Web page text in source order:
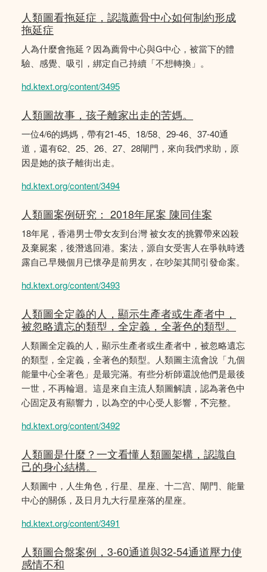
人類圖看拖延症，認識薦骨中心如何制約形成
拖延症
人為什麼會拖延？因為薦骨中心與G中心，被當下的體
驗、感覺、吸引，綁定自己持續「不想轉換」。
hd.ktext.org/content/3495
人類圖故事，孩子離家出走的苦媽。
一位4/6的媽媽，帶有21-45、18/58、29-46、37-40通
道，還有62、25、26、27、28閘門，來向我們求助，原
因是她的孩子離街出走。
hd.ktext.org/content/3494
人類圖案例研究： 2018年尾案 陳同佳案
18年尾，香港男士帶女友到台灣 被女友的挑釁帶來凶殺
及棄屍案，後潛逃回港。案法，源自女受害人在爭執時透
露自己早幾個月已懷孕是前男友，在吵架其間引發命案。
hd.ktext.org/content/3493
人類圖全定義的人，顯示生產者或生產者中，
被忽略遺忘的類型，全定義，全著色的類型。
人類圖全定義的人，顯示生產者或生產者中，被忽略遺忘
的類型，全定義，全著色的類型。人類圖主流會說「九個
能量中心全著色」是最完滿。有些分析師還說他們是最後
一世，不再輪迴。這是來自主流人類圖解讀，認為著色中
心固定及有顯響力，以為空的中心受人影響，𣎴完整。
hd.ktext.org/content/3492
人類圖是什麼？一文看懂人類圖架構，認識自
己的身心結構。
人類圖中，人生角色，行星、星座、十二宫、閘門、能量
中心的關係，及日月九大行星座落的星座。
hd.ktext.org/content/3491
人類圖合盤案例，3-60通道與32-54通道壓力使
感情不和